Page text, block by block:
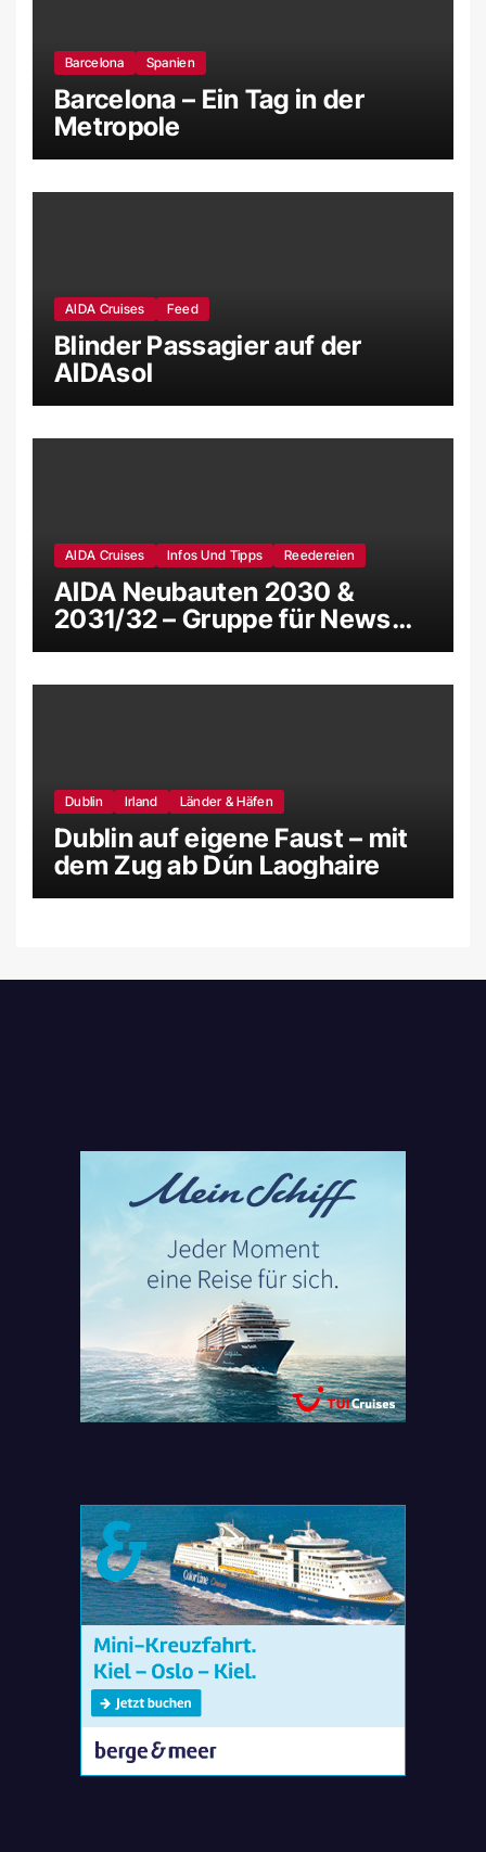
Barcelona Spanien
Barcelona – Ein Tag in der
Metropole
AIDA Cruises Feed
Blinder Passagier auf der
AIDAsol
AIDA Cruises Infos Und Tipps Reedereien
AIDA Neubauten 2030 &
2031/32 – Gruppe für News
und Gerüchte
Dublin Irland Länder & Häfen
Dublin auf eigene Faust – mit
dem Zug ab Dún Laoghaire